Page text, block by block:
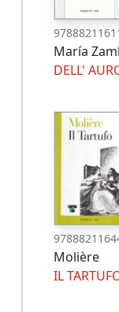
María
DELL'
Molière
IL